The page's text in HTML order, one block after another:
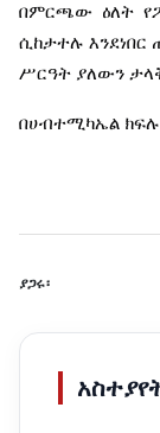
በምርጫው ዕለት
ሲከታተሉ እንደነበር
ሥርዓት ያለውን
በሀብተሚካኤል ክፍሉ
ያጋሩ፡